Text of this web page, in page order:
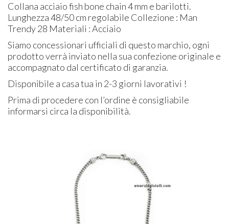
Collana acciaio fish bone chain 4 mm e barilotti.
Lunghezza 48/50 cm regolabile Collezione : Man
Trendy 28 Materiali : Acciaio
Siamo concessionari ufficiali di questo marchio, ogni
prodotto verrà inviato nella sua confezione originale e
accompagnato dal certificato di garanzia.
Disponibile a casa tua in 2-3 giorni lavorativi !
Prima di procedere con l’ordine è consigliabile
informarsi circa la disponibilità.